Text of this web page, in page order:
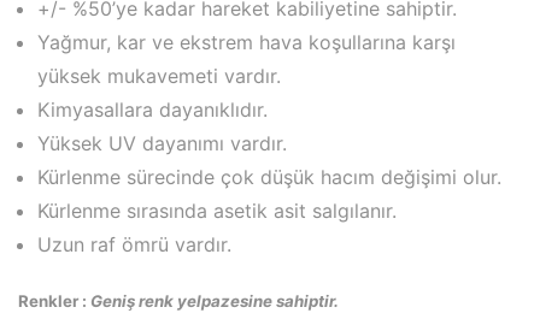
+/- %50’ye kadar hareket kabiliyetine sahiptir.
Yağmur, kar ve ekstrem hava koşullarına karşı
yüksek mukavemeti vardır.
Kimyasallara dayanıklıdır.
Yüksek UV dayanımı vardır.
Kürlenme sürecinde çok düşük hacım değişimi olur.
Kürlenme sırasında asetik asit salgılanır.
Uzun raf ömrü vardır.
Renkler : Geniş renk yelpazesine sahiptir.